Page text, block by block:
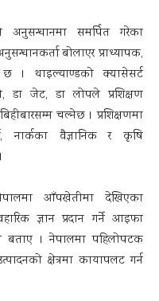
समर्पित गरेका
बोलाएर प्राध्यापक,
छ । थाइल्याण्डको क्यासेसर्ट
डा जेट, डा लोपले प्रशिक्षण
चल्नेछ । प्रशिक्षणमा
नार्कका वैज्ञानिक र कृषि
नेपालमा आँपखेतीमा देखिएका
ज्ञान प्रदान गर्ने आइफा
बताए । नेपालमा पहिलोपटक
क्षेत्रमा कायापलट गर्न